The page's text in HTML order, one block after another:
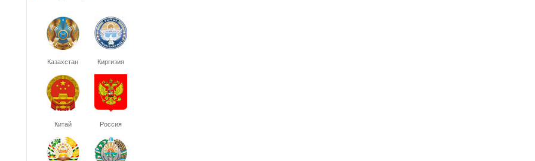
Казахстан Киргизия
Китай Россия